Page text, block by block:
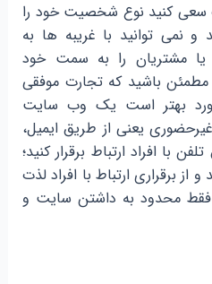
سعی کنید نوع شخصیت خود را
و نمی توانید با غریبه ها به
یا مشتریان را به سمت خود
مطمئن باشید که تجارت موفقی
بهتر است یک وب سایت
یعنی از طریق ایمیل،
با افراد ارتباط برقرار کنید؛
از برقراری ارتباط با افراد لذت
فقط محدود به داشتن سایت و